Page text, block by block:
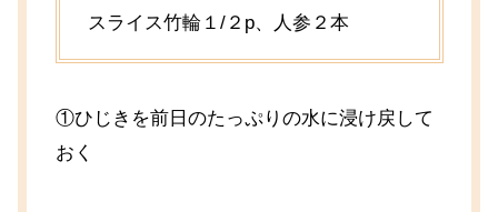
スライス竹輪１/２p、人参２本
①ひじきを前日のたっぷりの水に浸け戻して
おく